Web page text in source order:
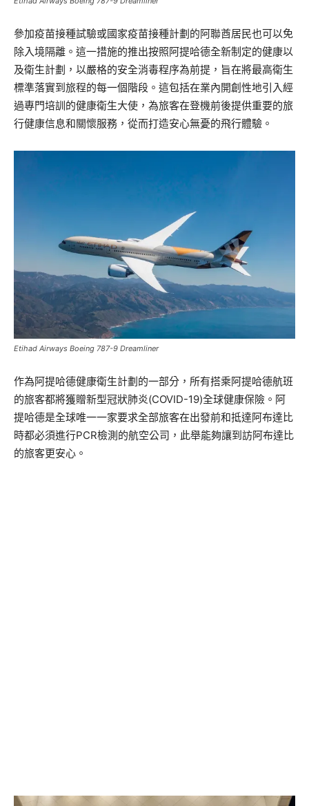
參加疫苗接種試驗或國家疫苗接種計劃的阿聯酋居民也可以免
除入境隔離。這一措施的推出按照阿提哈德全新制定的健康以
及衛生計劃，以嚴格的安全消毒程序為前提，旨在將最高衛生
標準落實到旅程的每一個階段。這包括在業內開創性地引入經
過專門培訓的健康衛生大使，為旅客在登機前後提供重要的旅
行健康信息和關懷服務，從而打造安心無憂的飛行體驗。
Etihad Airways Boeing 787-9 Dreamliner
作為阿提哈德健康衛生計劃的一部分，所有搭乘阿提哈德航班
的旅客都將獲贈新型冠狀肺炎(COVID-19)全球健康保險。阿
提哈德是全球唯一一家要求全部旅客在出發前和抵達阿布達比
時都必須進行PCR檢測的航空公司，此舉能夠讓到訪阿布達比
的旅客更安心。